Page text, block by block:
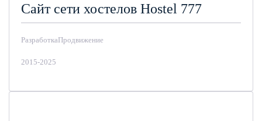
Сайт сети хостелов Hostel 777
РазработкаПродвижение
2015-2025